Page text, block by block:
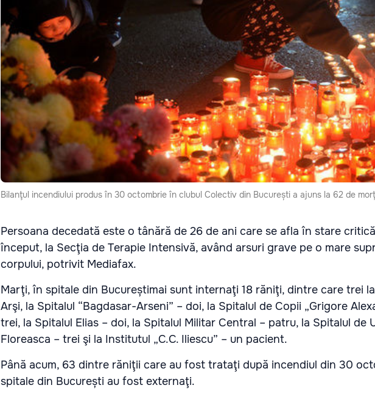
Bilanţul incendiului produs în 30 octombrie în clubul Colectiv din București a ajuns la 62 de
Persoana decedată este o tânără de 26 de ani care se afla în stare
început, la Secţia de Terapie Intensivă, având arsuri grave pe o mare
corpului, potrivit Mediafax.
Marţi, în spitale din Bucureștimai sunt internaţi 18 răniţi, dintre care trei
Arşi, la Spitalul “Bagdasar-Arseni” – doi, la Spitalul de Copii „Grigore
trei, la Spitalul Elias – doi, la Spitalul Militar Central – patru, la Spitalul de
Floreasca – trei şi la Institutul „C.C. Iliescu” – un pacient.
Până acum, 63 dintre răniţii care au fost trataţi după incendiul din 30
spitale din București au fost externaţi.